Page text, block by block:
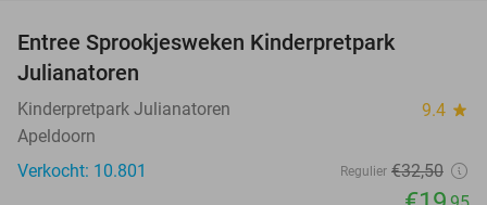
Entree Sprookjesweken Kinderpretpark
Julianatoren
Kinderpretpark Julianatoren 9.4 star
Apeldoorn
Verkocht: 10.801
Regulier €32,50